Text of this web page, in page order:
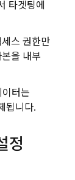
타겟팅에
스 권한만
을 내부
터는
됩니다.
정